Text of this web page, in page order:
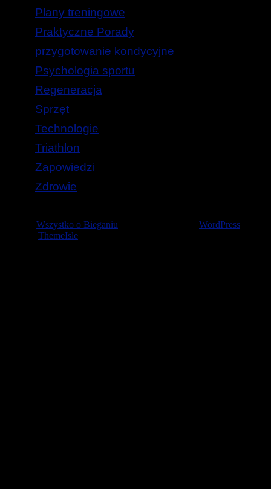
Plany treningowe
Praktyczne Porady
przygotowanie kondycyjne
Psychologia sportu
Regeneracja
Sprzęt
Technologie
Triathlon
Zapowiedzi
Zdrowie
Wszystko o Bieganiu
WordPress
ThemeIsle